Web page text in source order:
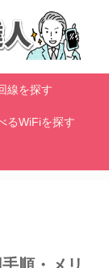
線を探す
るWiFiを探す